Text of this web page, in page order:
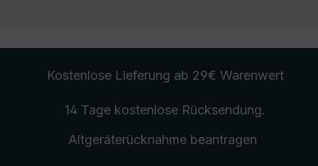
Kostenlose Lieferung ab 29€ Warenwert
14 Tage kostenlose Rücksendung.
Altgeräterücknahmebeantragen